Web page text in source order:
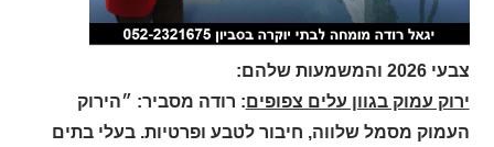
צבעי 2026 והמשמעות שלהם:
ירוק עמוק בגוון עלים צפופים: רודה מסביר: ״הירוק
העמוק מסמל שלווה, חיבור לטבע ופרטיות. בעלי בתים